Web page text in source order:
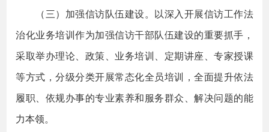
（三）加强信访队伍建设。以深入开展信访工作法
治化业务培训作为加强信访干部队伍建设的重要抓手，
采取举办理论、政策、业务培训、定期讲座、专家授课
等方式，分级分类开展常态化全员培训，全面提升依法
履职、依规办事的专业素养和服务群众、解决问题的能
力本领。